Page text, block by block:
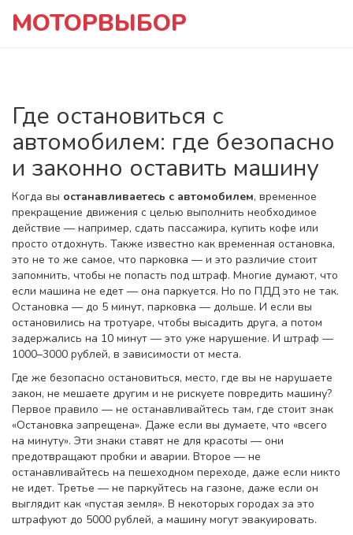
МОТОРВЫБОР
Где остановиться с
автомобилем: где безопасно
и законно оставить машину
Когда вы останавливаетесь с автомобилем, временное
прекращение движения с целью выполнить необходимое
действие — например, сдать пассажира, купить кофе или
просто отдохнуть. Также известно как временная остановка,
это не то же самое, что парковка — и это различие стоит
запомнить, чтобы не попасть под штраф. Многие думают, что
если машина не едет — она паркуется. Но по ПДД это не так.
Остановка — до 5 минут, парковка — дольше. И если вы
остановились на тротуаре, чтобы высадить друга, а потом
задержались на 10 минут — это уже нарушение. И штраф —
1000–3000 рублей, в зависимости от места.
Где же безопасно остановиться, место, где вы не нарушаете
закон, не мешаете другим и не рискуете повредить машину?
Первое правило — не останавливайтесь там, где стоит знак
«Остановка запрещена». Даже если вы думаете, что «всего
на минуту». Эти знаки ставят не для красоты — они
предотвращают пробки и аварии. Второе — не
останавливайтесь на пешеходном переходе, даже если никто
не идет. Третье — не паркуйтесь на газоне, даже если он
выглядит как «пустая земля». В некоторых городах за это
штрафуют до 5000 рублей, а машину могут эвакуировать.